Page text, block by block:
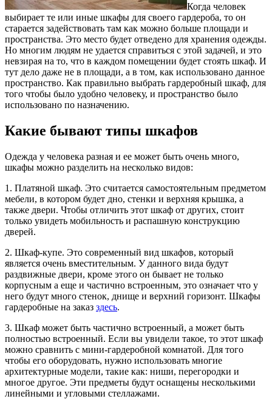
Когда человек
выбирает те или иные шкафы для своего гардероба, то он
старается задействовать там как можно больше площади и
пространства. Это место будет отведено для хранения одежды.
Но многим людям не удается справиться с этой задачей, и это
невзирая на то, что в каждом помещении будет стоять шкаф. И
тут дело даже не в площади, а в том, как использовано данное
пространство. Как правильно выбрать гардеробный шкаф, для
того чтобы было удобно человеку, и пространство было
использовано по назначению.
Какие бывают типы шкафов
Одежда у человека разная и ее может быть очень много,
шкафы можно разделить на несколько видов:
1. Платяной шкаф. Это считается самостоятельным предметом
мебели, в котором будет дно, стенки и верхняя крышка, а
также двери. Чтобы отличить этот шкаф от других, стоит
только увидеть мобильность и распашную конструкцию
дверей.
2. Шкаф-купе. Это современный вид шкафов, который
является очень вместительным. У данного вида будут
раздвижные двери, кроме этого он бывает не только
корпусным а еще и частично встроенным, это означает что у
него будут много стенок, днище и верхний горизонт. Шкафы
гардеробные на заказ здесь.
3. Шкаф может быть частично встроенный, а может быть
полностью встроенный. Если вы увидели такое, то этот шкаф
можно сравнить с мини-гардеробной комнатой. Для того
чтобы его оборудовать, нужно использовать многие
архитектурные модели, такие как: ниши, перегородки и
многое другое. Эти предметы будут оснащены несколькими
линейными и угловыми стеллажами.